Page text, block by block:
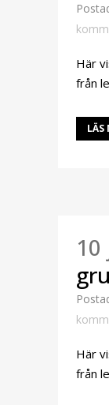
Här
från
LÄS
10
Här
från